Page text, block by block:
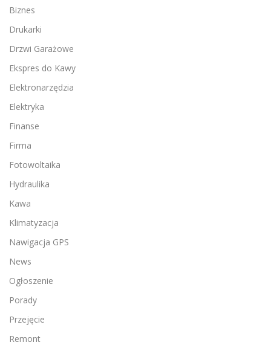
Biznes
Drukarki
Drzwi Garażowe
Ekspres do Kawy
Elektronarzędzia
Elektryka
Finanse
Firma
Fotowoltaika
Hydraulika
Kawa
Klimatyzacja
Nawigacja GPS
News
Ogłoszenie
Porady
Przejęcie
Remont